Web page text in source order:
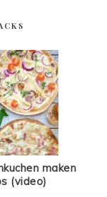
maken
(video)